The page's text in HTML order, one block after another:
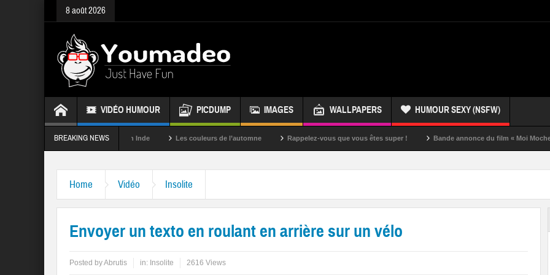
8 août 2026
VIDÉO HUMOUR PICDUMP IMAGES WALLPAPERS HUMOUR SEXY (NSFW)
BREAKING NEWS
La fête des couleurs en Inde Les couleurs de l’automne Rappelez-vous que vous êtes super ! Bande annonce du film « Moi Moche et
Home Vidéo Insolite
Envoyer un texto en roulant en arrière sur un vélo
Posted byAbrutis in: Insolite 2616 Views